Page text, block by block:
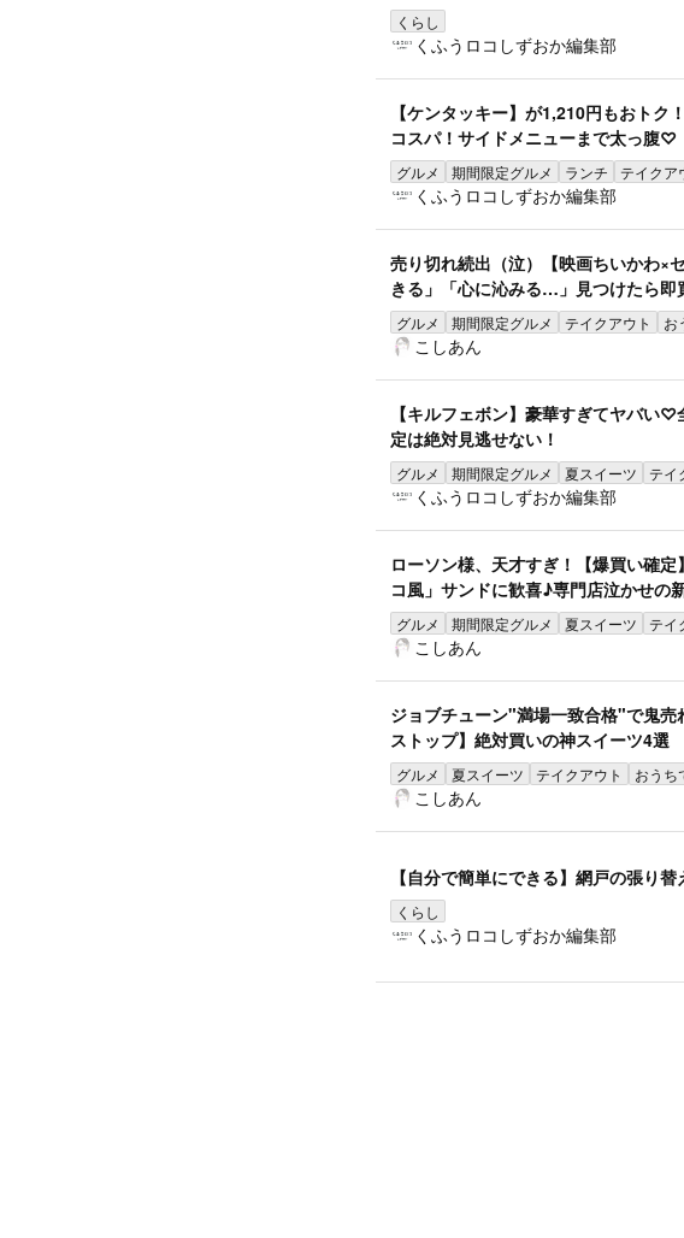
くらし
くふうロコしずおか編集部
【ケンタッキー】が1,210円もおト
コスパ！サイドメニューまで太っ腹♡
グルメ 期間限定グルメ ランチ テイクア
くふうロコしずおか編集部
売り切れ続出（泣）【映画ちいかわ×
きる」「心に沁みる…」見つけたら
グルメ 期間限定グルメ テイクアウト お
こしあん
【キルフェボン】豪華すぎてヤバい
定は絶対見逃せない！
グルメ 期間限定グルメ 夏スイーツ テイ
くふうロコしずおか編集部
ローソン様、天才すぎ！【爆買い確
コ風」サンドに歓喜♪専門店泣かせの
グルメ 期間限定グルメ 夏スイーツ テイ
こしあん
ジョブチューン"満場一致合格"で鬼
ストップ】絶対買いの神スイーツ4選
グルメ 夏スイーツ テイクアウト おうち
こしあん
【自分で簡単にできる】網戸の張り
くらし
くふうロコしずおか編集部